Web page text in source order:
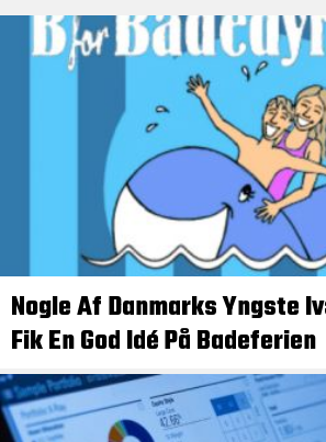
Nogle Af Danmarks
Fik En God Idé På Badeferien